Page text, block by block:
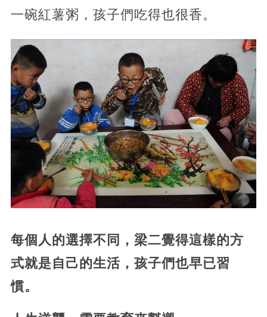
一碗紅薯粥，孩子們吃得也很香。
每個人的選擇不同，梁二覺得這樣的方
式就是自己的生活，孩子們也早已習
慣。